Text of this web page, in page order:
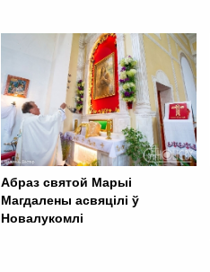
Абраз святой Марыі
Магдалены асвяцілі ў
Новалукомлі